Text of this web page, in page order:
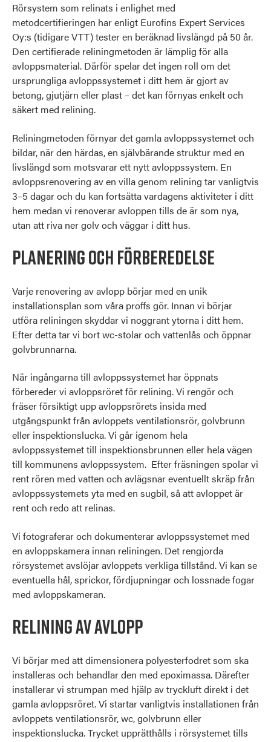
Rörsystem som relinats i enlighet med
metodcertifieringen har enligt Eurofins Expert Services
Oy:s (tidigare VTT) tester en beräknad livslängd på 50 år.
Den certifierade reliningmetoden är lämplig för alla
avloppsmaterial. Därför spelar det ingen roll om det
ursprungliga avloppssystemet i ditt hem är gjort av
betong, gjutjärn eller plast – det kan förnyas enkelt och
säkert med relining.
Reliningmetoden förnyar det gamla avloppssystemet och
bildar, när den härdas, en självbärande struktur med en
livslängd som motsvarar ett nytt avloppssystem. En
avloppsrenovering av en villa genom relining tar vanligtvis
3–5 dagar och du kan fortsätta vardagens aktiviteter i ditt
hem medan vi renoverar avloppen tills de är som nya,
utan att riva ner golv och väggar i ditt hus.
Planering och förberedelse
Varje renovering av avlopp börjar med en unik
installationsplan som våra proffs gör. Innan vi börjar
utföra reliningen skyddar vi noggrant ytorna i ditt hem.
Efter detta tar vi bort wc-stolar och vattenlås och öppnar
golvbrunnarna.
När ingångarna till avloppssystemet har öppnats
förbereder vi avloppsröret för relining. Vi rengör och
fräser försiktigt upp avloppsrörets insida med
utgångspunkt från avloppets ventilationsrör, golvbrunn
eller inspektionslucka. Vi går igenom hela
avloppssystemet till inspektionsbrunnen eller hela vägen
till kommunens avloppssystem. Efter fräsningen spolar vi
rent rören med vatten och avlägsnar eventuellt skräp från
avloppssystemets yta med en sugbil, så att avloppet är
rent och redo att relinas.
Vi fotograferar och dokumenterar avloppssystemet med
en avloppskamera innan reliningen. Det rengjorda
rörsystemet avslöjar avloppets verkliga tillstånd. Vi kan se
eventuella hål, sprickor, fördjupningar och lossnade fogar
med avloppskameran.
Relining av avlopp
Vi börjar med att dimensionera polyesterfodret som ska
installeras och behandlar den med epoximassa. Därefter
installerar vi strumpan med hjälp av tryckluft direkt i det
gamla avloppsröret. Vi startar vanligtvis installationen från
avloppets ventilationsrör, wc, golvbrunn eller
inspektionslucka. Trycket upprätthålls i rörsystemet tills